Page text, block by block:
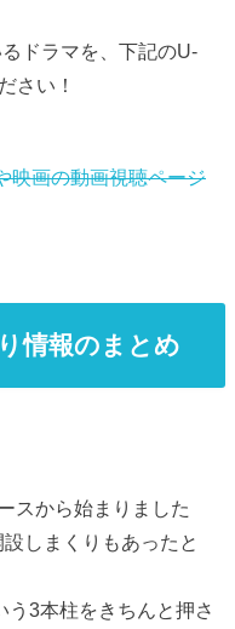
ドラマを、下記のU-
さい！
情報のまとめ
スから始まりました
しまくりもあったと
う3本柱をきちんと押さ